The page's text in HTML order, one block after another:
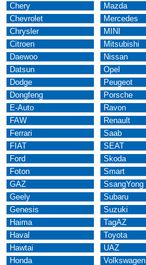
Chery
Chevrolet
Chrysler
Citroen
Daewoo
Datsun
Dodge
Dongfeng
E-Auto
FAW
Ferrari
FIAT
Ford
Foton
GAZ
Geely
Genesis
Haima
Haval
Hawtai
Honda
Mazda
Mercedes
MINI
Mitsubishi
Nissan
Opel
Peugeot
Porsche
Ravon
Renault
Saab
SEAT
Skoda
Smart
SsangYong
Subaru
Suzuki
TagAZ
Toyota
UAZ
Volkswagen